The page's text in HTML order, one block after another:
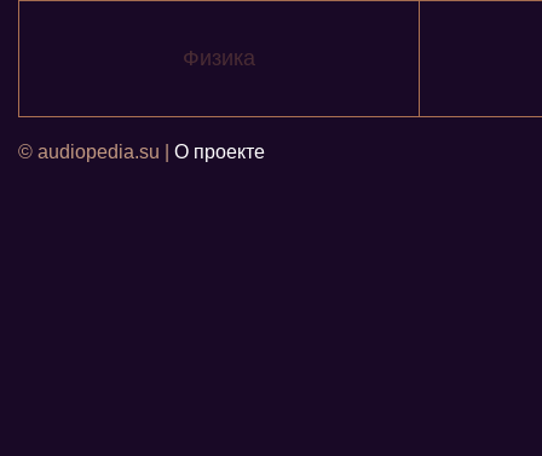
Физика
© audiopedia.su | О проекте